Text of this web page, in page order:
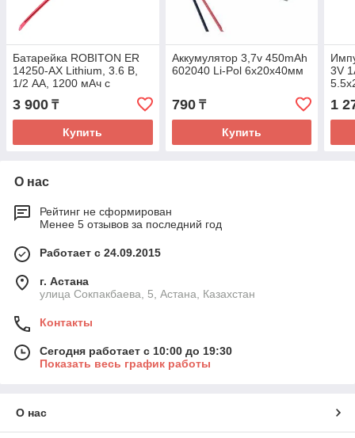
Батарейка ROBITON ER
14250-AX Lithium, 3.6 В,
1/2 AA, 1200 мАч с
аксиальными (SL-750,TL-
2150)
3 900 ₸
Купить
Аккумулятop 3,7v 450mAh
602040 Li-Pol 6х20х40мм
790₸
Купить
3V
1
О нас
Рейтинг не сформирован
Менее 5 отзывов за последний год
Работает с 24.09.2015
г. Астана
улица Сокпакбаева, 5, Астана, Казахстан
Контакты
Сегодня работает с 10:00 до 19:30
Показать весь график работы
О нас